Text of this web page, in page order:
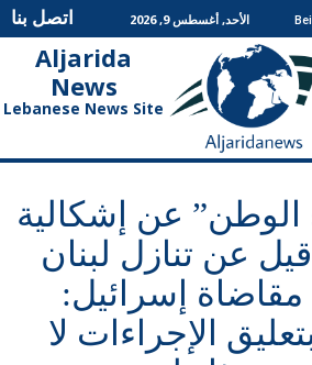
الأحد, أغسطس 9, 2026 اتصل بنا
Aljarida
News
Lebanese News Site
الوطن” عن إشكالية
13 وما قيل عن تنازل لبنان
إسرائيل:
الإجراءات لا